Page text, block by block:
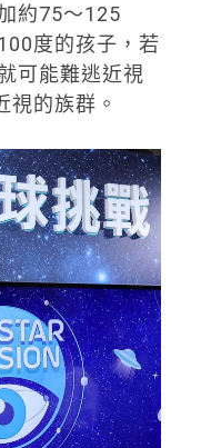
約75～125
度的孩子，若
可能難逃近視
視的族群。